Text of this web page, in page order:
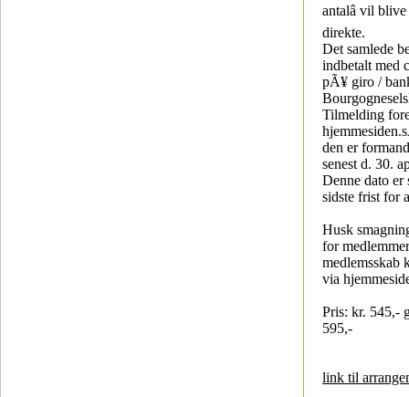
antalâ vil
direkte.
Det samlede
indbetalt med
pÃ¥ giro /
Tilmelding
den er
senest d. 30.
Denne dato er
sidste frist for
Husk
for
medlemsskab
via
Pris: kr. 545,-
595,-
link til